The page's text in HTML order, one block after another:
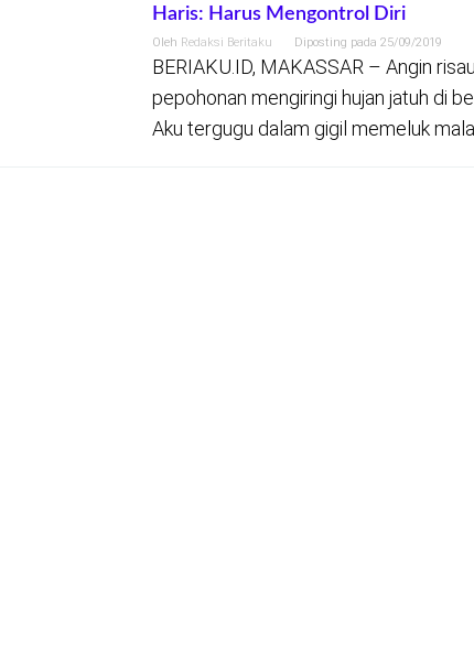
Haris: Harus Mengontrol Diri
Oleh Redaksi Beritaku Diposting pada 25/09/2019
BERIAKU.ID, MAKASSAR – Angin
pepohonan mengiringi hujan jatuh di
Aku tergugu dalam gigil memeluk